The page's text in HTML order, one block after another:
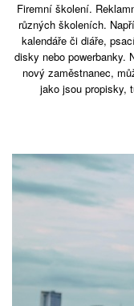
Firemní školení.
různých školeních.
kalendáře či diáře,
disky nebo powerbanky.
nový zaměstnanec,
jako jsou propisky,